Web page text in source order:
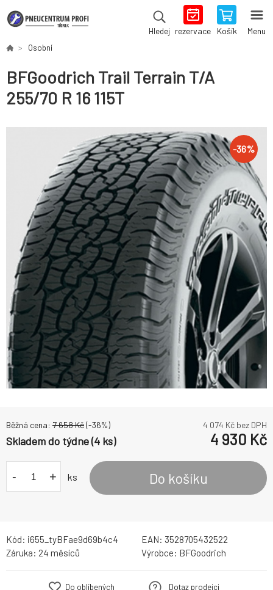
Hledej rezervace Košík Menu
Osobní
BFGoodrich Trail Terrain T/A
255/70 R 16 115T
-36%
Běžná cena: 7 658Kč(-36%) 4 074 Kč bez DPH
Skladem do týdne (4 ks) 4 930 Kč
- + ks Do košíku
Kód: i655_tyBFae9d69b4c4 EAN: 3528705432522
Záruka: 24 měsíců Výrobce: BFGoodrich
Do oblíbených
Dotaz prodejci